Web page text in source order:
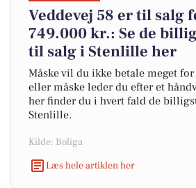
Veddevej 58 er til salg
749.000 kr.: Se de
til salg i Stenlille her
Måske vil du ikke betale meget
eller måske leder du efter et
her finder du i hvert fald de
Stenlille.
Kilde: Boliga
Læs hele artiklen her